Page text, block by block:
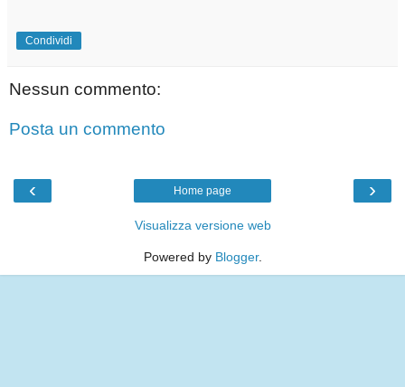
Condividi
Nessun commento:
Posta un commento
‹ ›
Home page
Visualizza versione web
Powered by Blogger.